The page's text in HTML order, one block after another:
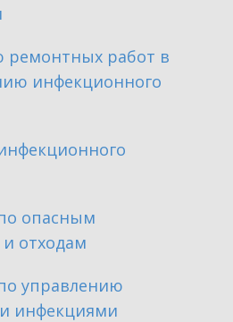
ремонтных работ в
​инфекционного
опасным
отходам
управлению
инфекциями